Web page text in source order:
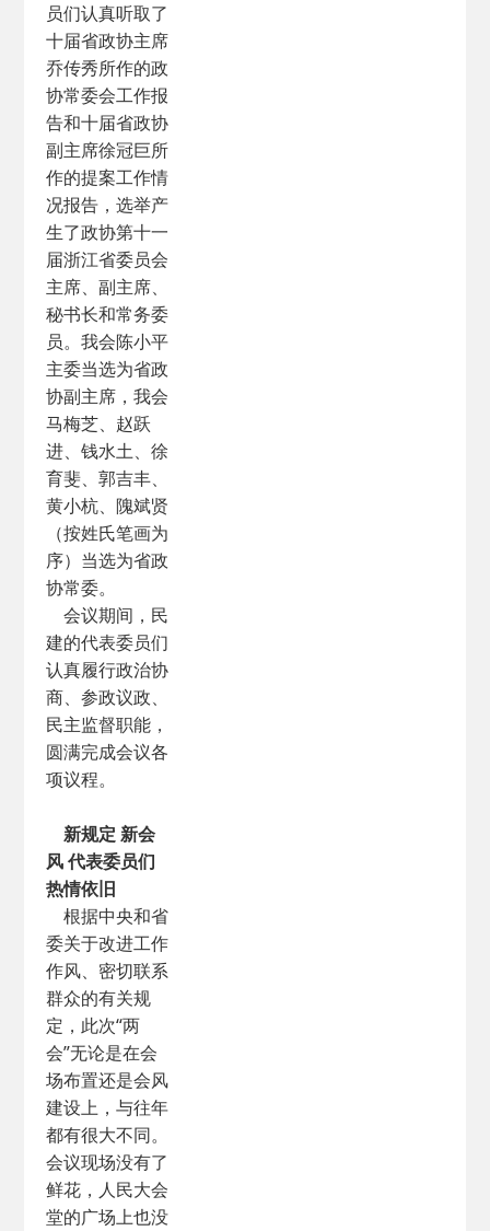
员们认真听取了
十届省政协主席
乔传秀所作的政
协常委会工作报
告和十届省政协
副主席徐冠巨所
作的提案工作情
况报告，选举产
生了政协第十一
届浙江省委员会
主席、副主席、
秘书长和常务委
员。我会陈小平
主委当选为省政
协副主席，我会
马梅芝、赵跃
进、钱水土、徐
育斐、郭吉丰、
黄小杭、隗斌贤
（按姓氏笔画为
序）当选为省政
协常委。
会议期间，民
建的代表委员们
认真履行政治协
商、参政议政、
民主监督职能，
圆满完成会议各
项议程。
新规定 新会
风 代表委员们
热情依旧
根据中央和省
委关于改进工作
作风、密切联系
群众的有关规
定，此次“两
会”无论是在会
场布置还是会风
建设上，与往年
都有很大不同。
会议现场没有了
鲜花，人民大会
堂的广场上也没